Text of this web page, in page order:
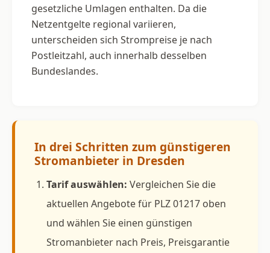
gesetzliche Umlagen enthalten. Da die
Netzentgelte regional variieren,
unterscheiden sich Strompreise je nach
Postleitzahl, auch innerhalb desselben
Bundeslandes.
In drei Schritten zum günstigeren
Stromanbieter in Dresden
Tarif auswählen: Vergleichen Sie die
aktuellen Angebote für PLZ 01217 oben
und wählen Sie einen günstigen
Stromanbieter nach Preis, Preisgarantie